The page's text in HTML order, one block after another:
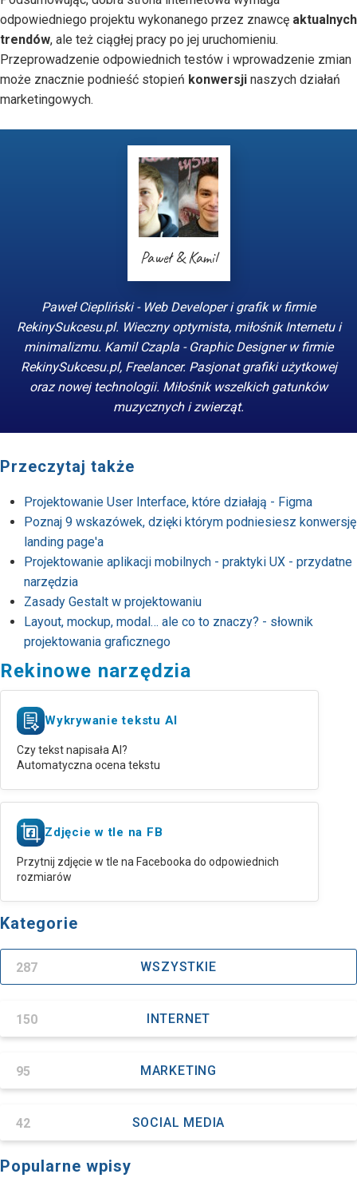
odpowiedniego projektu wykonanego przez znawcę aktualnych
trendów, ale też ciągłej pracy po jej uruchomieniu.
Przeprowadzenie odpowiednich testów i wprowadzenie zmian
może znacznie podnieść stopień konwersji naszych działań
marketingowych.
Paweł & Kamil
Paweł Ciepliński - Web Developer i grafik w firmie
RekinySukcesu.pl. Wieczny optymista, miłośnik Internetu i
minimalizmu. Kamil Czapla - Graphic Designer w firmie
RekinySukcesu.pl, Freelancer. Pasjonat grafiki użytkowej
oraz nowej technologii. Miłośnik wszelkich gatunków
muzycznych i zwierząt.
Przeczytaj także
Projektowanie User Interface, które działają - Figma
Poznaj 9 wskazówek, dzięki którym podniesiesz konwersję
landing page'a
Projektowanie aplikacji mobilnych - praktyki UX - przydatne
narzędzia
Zasady Gestalt w projektowaniu
Layout, mockup, modal… ale co to znaczy? - słownik
projektowania graficznego
Rekinowe narzędzia
Wykrywanie tekstu AI
Czy tekst napisała AI?
Automatyczna ocena tekstu
Zdjęcie w tle na FB
Przytnij zdjęcie w tle na Facebooka do odpowiednich
rozmiarów
Kategorie
WSZYSTKIE
287
INTERNET
150
MARKETING
95
SOCIAL MEDIA
42
Popularne wpisy